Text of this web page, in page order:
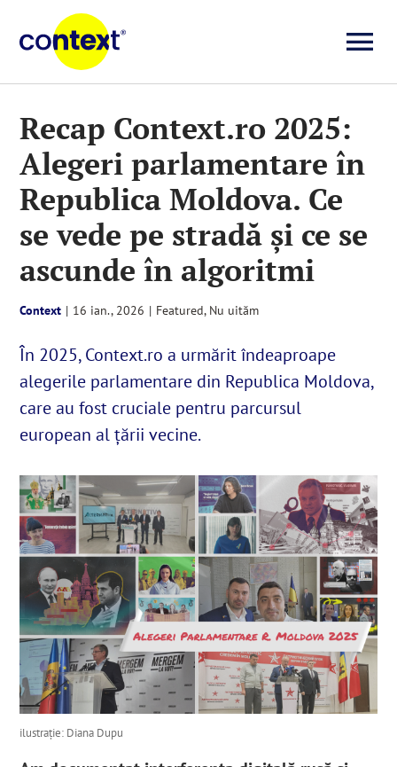
content
Știri
Explicative
Seriale
Despre noi
SUSȚINE
Cautare...
Recap Context.ro 2025:
Alegeri parlamentare în
Republica Moldova. Ce
se vede pe stradă și ce se
ascunde în algoritmi
Context | 16 ian., 2026 | Featured, Nu uităm
În 2025, Context.ro a urmărit îndeaproape
alegerile parlamentare din Republica Moldova,
care au fost cruciale pentru parcursul
european al țării vecine.
ilustrație: Diana Dupu